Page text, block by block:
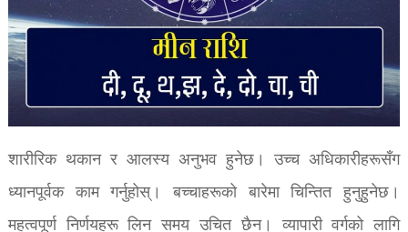
शारीरिक थकान र आलस्य अनुभव हुनेछ। उच्च अधिकारीहरूसँग
ध्यानपूर्वक काम गर्नुहोस्। बच्चाहरूको बारेमा चिन्तित हुनुहुनेछ।
महत्वपूर्ण निर्णयहरू लिन समय उचित छैन। व्यापारी वर्गको लागि